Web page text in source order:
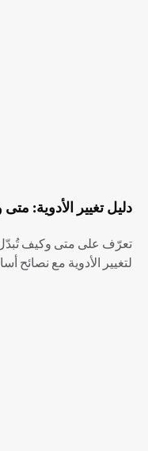
دليل تغيير الأدوية:
تعرّف على متى وكيف تُبدّل
لتغيير الأدوية مع نصائح